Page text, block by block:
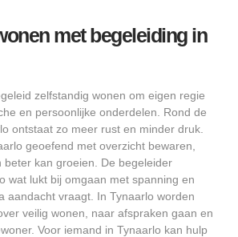
met begeleiding in
zelfstandig wonen om eigen regie
en persoonlijke onderdelen. Rond de
ontstaat zo meer rust en minder druk.
geoefend met overzicht bewaren,
beter kan groeien. De begeleider
wat lukt bij omgaan met spanning en
aandacht vraagt. In Tynaarlo worden
veilig wonen, naar afspraken gaan en
Voor iemand in Tynaarlo kan hulp